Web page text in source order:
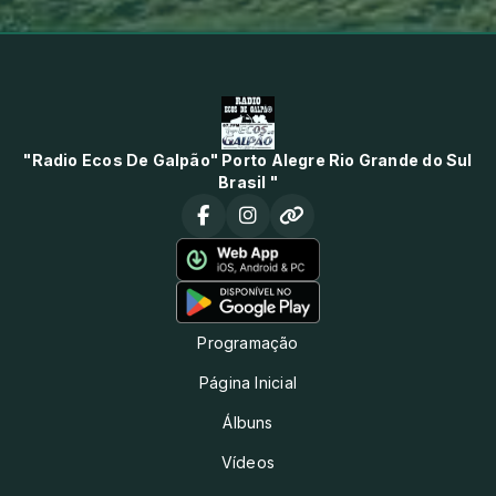
"Radio Ecos De Galpão" Porto Alegre Rio Grande do Sul
Brasil "
Programação
Página Inicial
Álbuns
Vídeos